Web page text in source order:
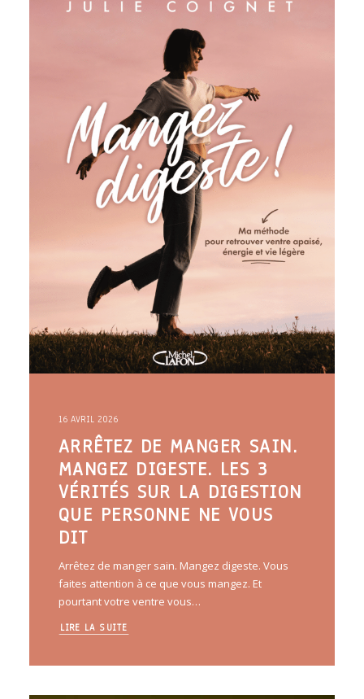
16 AVRIL 2026
ARRÊTEZ DE MANGER SAIN.
MANGEZ DIGESTE. LES 3
VÉRITÉS SUR LA DIGESTION
QUE PERSONNE NE VOUS
DIT
Arrêtez de manger sain. Mangez digeste. Vous
faites attention à ce que vous mangez. Et
pourtant votre ventre vous…
LIRE LA SUITE